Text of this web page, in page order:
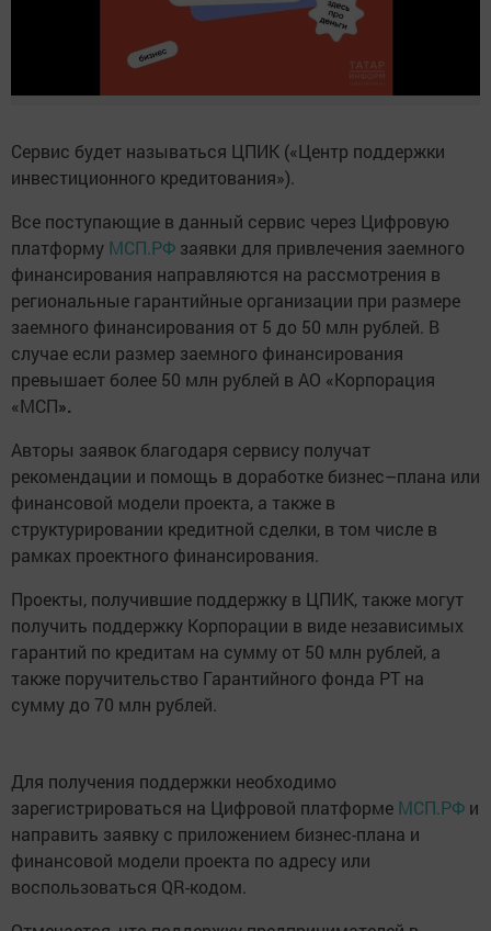
Сервис будет называться ЦПИК («Центр поддержки
инвестиционного кредитования»).
Все поступающие в данный сервис через Цифровую
платформу МСП.РФ заявки для привлечения заемного
финансирования направляются на рассмотрения в
региональные гарантийные организации при размере
заемного финансирования от 5 до 50 млн рублей. В
случае если размер заемного финансирования
превышает более 50 млн рублей в АО «Корпорация
«МСП».
Авторы заявок благодаря сервису получат
рекомендации и помощь в доработке бизнес–плана или
финансовой модели проекта, а также в
структурировании кредитной сделки, в том числе в
рамках проектного финансирования.
Проекты, получившие поддержку в ЦПИК, также могут
получить поддержку Корпорации в виде независимых
гарантий по кредитам на сумму от 50 млн рублей, а
также поручительство Гарантийного фонда РТ на
сумму до 70 млн рублей.
Для получения поддержки необходимо
зарегистрироваться на Цифровой платформе МСП.РФ и
направить заявку с приложением бизнес-плана и
финансовой модели проекта по адресу или
воспользоваться QR-кодом.